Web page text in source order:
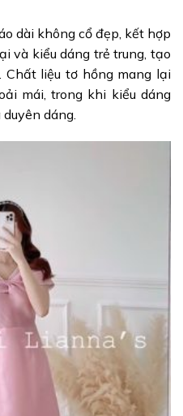
dài không cổ đẹp, kết hợp
và kiểu dáng trẻ trung, tạo
Chất liệu tơ hồng mang lại
mái, trong khi kiểu dáng
dáng.